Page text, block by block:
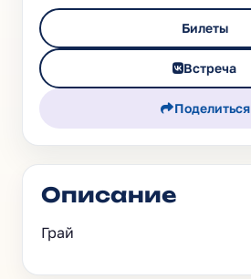
Билеты
Встреча
Поделиться
Описание
Грай